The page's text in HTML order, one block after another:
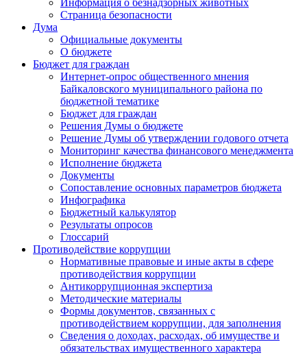
Информация о безнадзорных животных
Страница безопасности
Дума
Официальные документы
О бюджете
Бюджет для граждан
Интернет-опрос общественного мнения
Байкаловского муниципального района по
бюджетной тематике
Бюджет для граждан
Решения Думы о бюджете
Решение Думы об утверждении годового отчета
Мониторинг качества финансового менеджмента
Исполнение бюджета
Документы
Сопоставление основных параметров бюджета
Инфографика
Бюджетный калькулятор
Результаты опросов
Глоссарий
Противодействие коррупции
Нормативные правовые и иные акты в сфере
противодействия коррупции
Антикоррупционная экспертиза
Методические материалы
Формы документов, связанных с
противодействием коррупции, для заполнения
Сведения о доходах, расходах, об имуществе и
обязательствах имущественного характера